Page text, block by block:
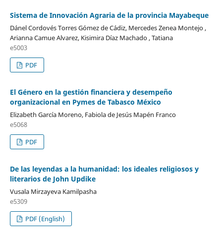
Sistema de Innovación Agraria de la provincia Mayabeque
Dánel Cordovés Torres Gómez de Cádiz, Mercedes Zenea Montejo ,
Arianna Camue Alvarez, Kisimira Díaz Machado , Tatiana
e5003
PDF
El Género en la gestión financiera y desempeño
organizacional en Pymes de Tabasco México
Elizabeth García Moreno, Fabiola de Jesús Mapén Franco
e5068
PDF
De las leyendas a la humanidad: los ideales religiosos y
literarios de John Updike
Vusala Mirzayeva Kamilpasha
e5309
PDF (English)